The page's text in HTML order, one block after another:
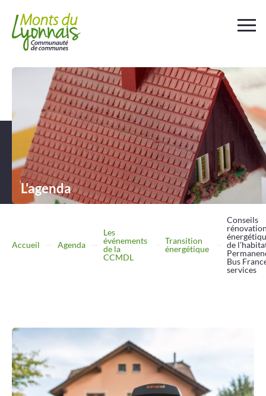
L'agenda
Accueil Agenda
Les
événements
de la
CCMDL
Transition
énergétique
Conseils
de
Bus
services
collectivité
Au quotidien
Déchets etassainissement
TravaillerEntreprendre
Sedéplacer
Agenda